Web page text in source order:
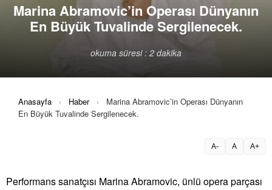
Marina Abramovic’in Operası Dünyanın
En Büyük Tuvalinde Sergilenecek.
okuma süresi : 2 dakika
Anasayfa › Haber ›
Marina Abramovic’in Operası Dünyanın
En Büyük Tuvalinde Sergilenecek.
A- A A+
Performans sanatçısı Marina Abramovic, ünlü opera parçası